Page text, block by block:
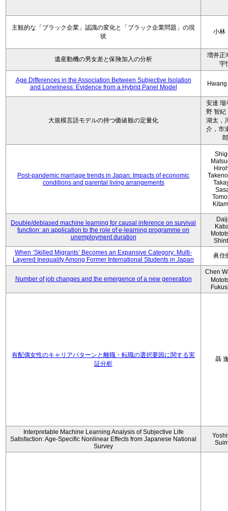
主観的な「ブラック企業」認識の変化と「ブラック企業問題」の現
状
小
遺産動機の男女差と保険加入の分析
増井正
宇
Age Differences in the Association Between Subjective Isolation
and Loneliness: Evidence from a Hybrid Panel Model
大規模言語モデルの持つ価値観の定量化
安達 瑠
野 智紀
湖太，
介，市
郎
Post-pandemic marriage trends in Japan: Impacts of economic
conditions and parental living arrangements
Double/debiased machine learning for causal inference on survival
function: an application to the role of e-learning programme on
unemployment duration
When ‘Skilled Migrants’ Becomes an Expansive Category: Multi-
Layered Inequality Among Former International Students in Japan
眞住
Number of job changes and the emergence of a new generation
Chen
有配偶女性のキャリアパターンと離職・転職の選択要因に関する実
証分析
聶
Interpretable Machine Learning Analysis of Subjective Life
Satisfaction: Age-Specific Nonlinear Effects from Japanese National
Survey